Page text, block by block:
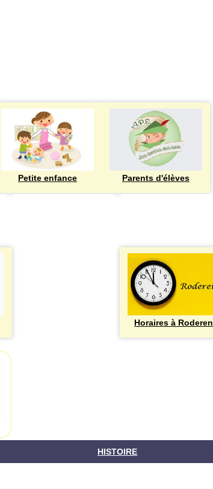
Petite enfance Parents d'élèves
Horaires à Roderen
HISTOIRE